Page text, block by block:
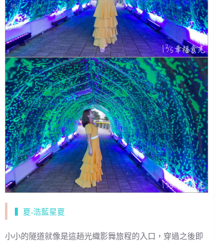
▍夏-浩藍星夏
小小的隧道就像是這趟光織影舞旅程的入口，穿過之後即